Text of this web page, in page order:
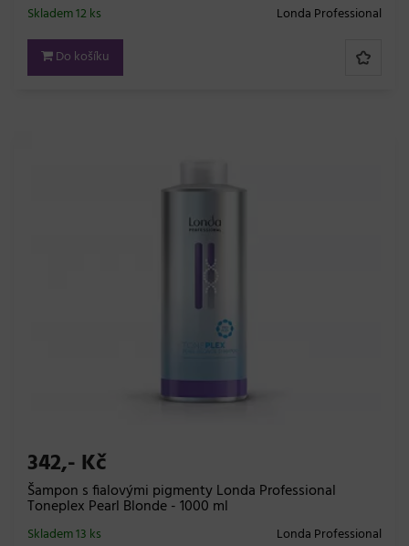
Londa Professional
Skladem 12 ks
Do košíku
342,- Kč
Šampon s fialovými pigmenty Londa Professional
Toneplex Pearl Blonde - 1000 ml
Londa Professional
Skladem 13 ks